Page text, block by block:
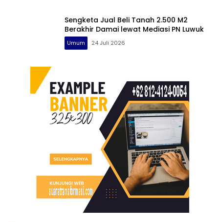
Sengketa Jual Beli Tanah 2.500 M2
Berakhir Damai lewat Mediasi PN Luwuk
Umum 24 Juli 2026